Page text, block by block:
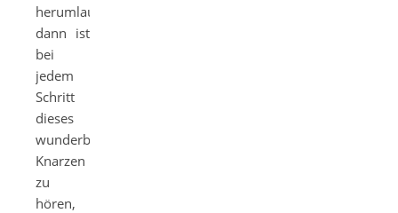
herumlaufe,
dann ist
bei
jedem
Schritt
dieses
wunderbare
Knarzen
zu
hören,